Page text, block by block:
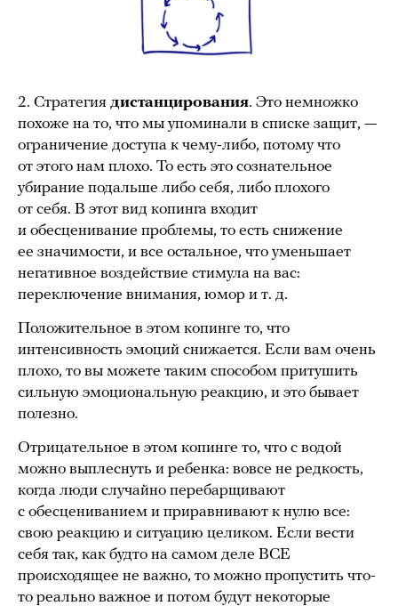
2. Стратегия дистанцирования. Это немножко
похоже на то, что мы упоминали в списке защит, —
ограничение доступа к чему-либо, потому что
от этого нам плохо. То есть это сознательное
убирание подальше либо себя, либо плохого
от себя. В этот вид копинга входит
и обесценивание проблемы, то есть снижение
ее значимости, и все остальное, что уменьшает
негативное воздействие стимула на вас:
переключение внимания, юмор и т. д.
Положительное в этом копинге то, что
интенсивность эмоций снижается. Если вам очень
плохо, то вы можете таким способом притушить
сильную эмоциональную реакцию, и это бывает
полезно.
Отрицательное в этом копинге то, что с водой
можно выплеснуть и ребенка: вовсе не редкость,
когда люди случайно перебарщивают
с обесцениванием и приравнивают к нулю все:
свою реакцию и ситуацию целиком. Если вести
себя так, как будто на самом деле ВСЕ
происходящее не важно, то можно пропустить что-
то реально важное и потом будут некоторые